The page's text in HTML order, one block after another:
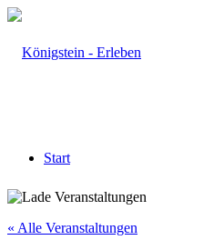
Start
« Alle Veranstaltungen